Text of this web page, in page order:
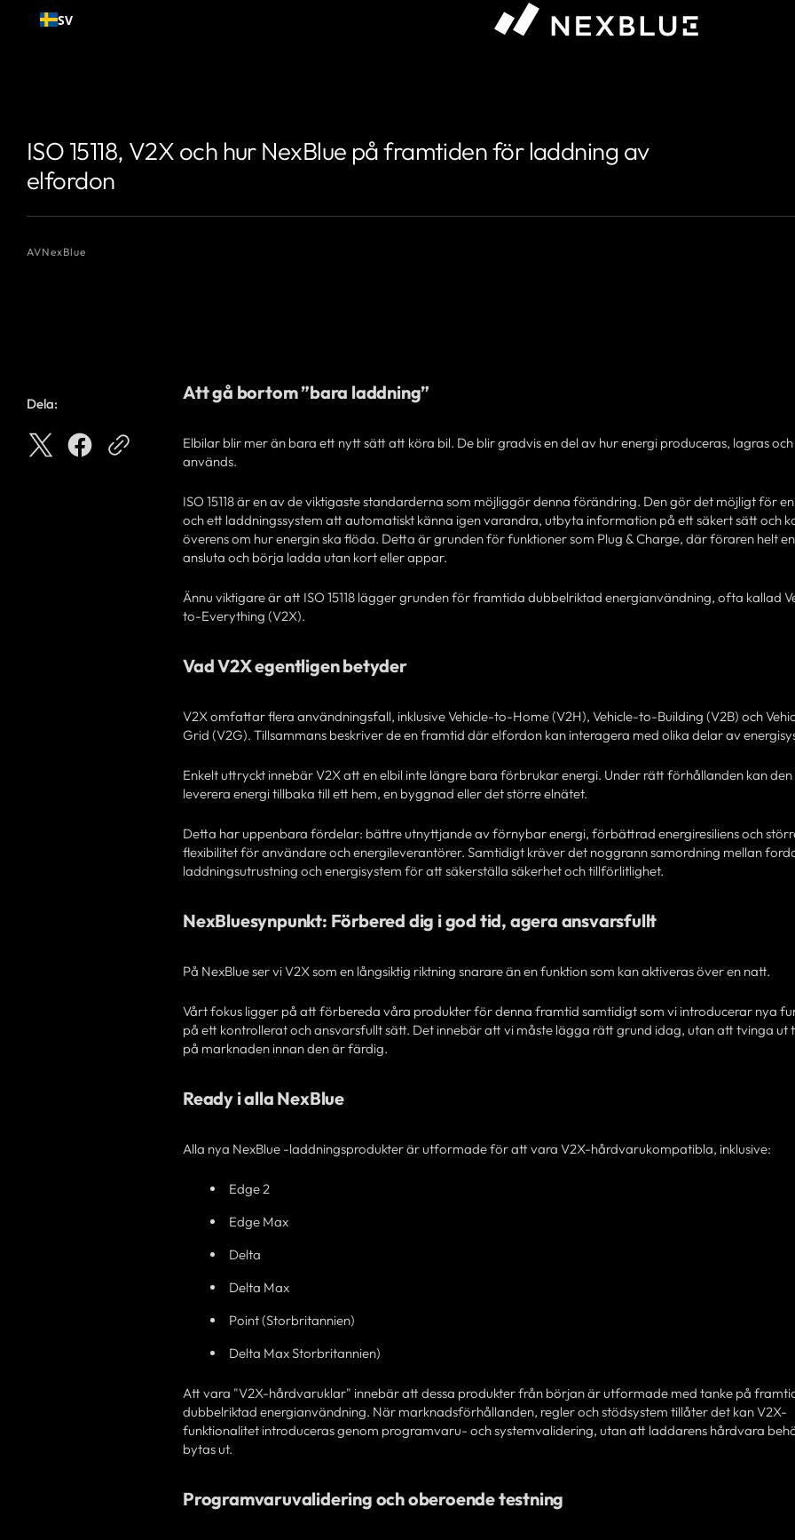
Gå tillSV
ISO 15118, V2X och hur NexBlue på framtiden för laddning av
elfordon
AVNexBlue
Dela:
Att gå bortom ”bara laddning”
Elbilar blir mer än bara ett nytt sätt att köra bil. De blir gradvis en del av hur energi produceras, lagras och
används.
ISO 15118 är en av de viktigaste standarderna som möjliggör denna förändring. Den gör det möjligt för
och ett laddningssystem att automatiskt känna igen varandra, utbyta information på ett säkert sätt och
överens om hur energin ska flöda. Detta är grunden för funktioner som Plug & Charge, där föraren helt
ansluta och börja ladda utan kort eller appar.
Ännu viktigare är att ISO 15118 lägger grunden för framtida dubbelriktad energianvändning, ofta kallad
to-Everything (V2X).
Vad V2X egentligen betyder
V2X omfattar flera användningsfall, inklusive Vehicle-to-Home (V2H), Vehicle-to-Building (V2B) och
Grid (V2G). Tillsammans beskriver de en framtid där elfordon kan interagera med olika delar av
Enkelt uttryckt innebär V2X att en elbil inte längre bara förbrukar energi. Under rätt förhållanden kan den
leverera energi tillbaka till ett hem, en byggnad eller det större elnätet.
Detta har uppenbara fördelar: bättre utnyttjande av förnybar energi, förbättrad energiresiliens och
flexibilitet för användare och energileverantörer. Samtidigt kräver det noggrann samordning mellan
laddningsutrustning och energisystem för att säkerställa säkerhet och tillförlitlighet.
NexBluesynpunkt: Förbered dig i god tid, agera ansvarsfullt
På NexBlue ser vi V2X som en långsiktig riktning snarare än en funktion som kan aktiveras över en natt.
Vårt fokus ligger på att förbereda våra produkter för denna framtid samtidigt som vi introducerar nya
på ett kontrollerat och ansvarsfullt sätt. Det innebär att vi måste lägga rätt grund idag, utan att tvinga ut
på marknaden innan den är färdig.
Ready i alla NexBlue
Alla nya NexBlue -laddningsprodukter är utformade för att vara V2X-hårdvarukompatibla, inklusive:
Edge 2
Edge Max
Delta
Delta Max
Point (Storbritannien)
Delta Max Storbritannien)
Att vara "V2X-hårdvaruklar" innebär att dessa produkter från början är utformade med tanke på
dubbelriktad energianvändning. När marknadsförhållanden, regler och stödsystem tillåter det kan V2X-
funktionalitet introduceras genom programvaru- och systemvalidering, utan att laddarens hårdvara
bytas ut.
Programvaruvalidering och oberoende testning